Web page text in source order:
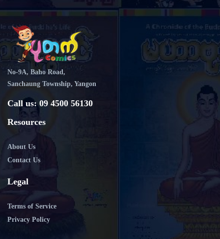
No-9A, Baho Road,
Sanchaung Township, Yangon
Call us: 09 4500 56130
Resources
About Us
Contact Us
Legal
Terms of Service
Privacy Policy